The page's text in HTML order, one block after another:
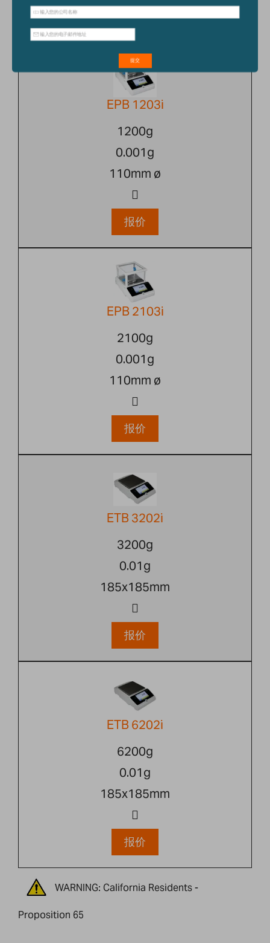
报价
EPB 1203i
1200g
0.001g
110mm ø
报价
EPB 2103i
2100g
0.001g
110mm ø
报价
ETB 3202i
3200g
0.01g
185x185mm
报价
ETB 6202i
6200g
0.01g
185x185mm
报价
WARNING: California Residents -
Proposition 65